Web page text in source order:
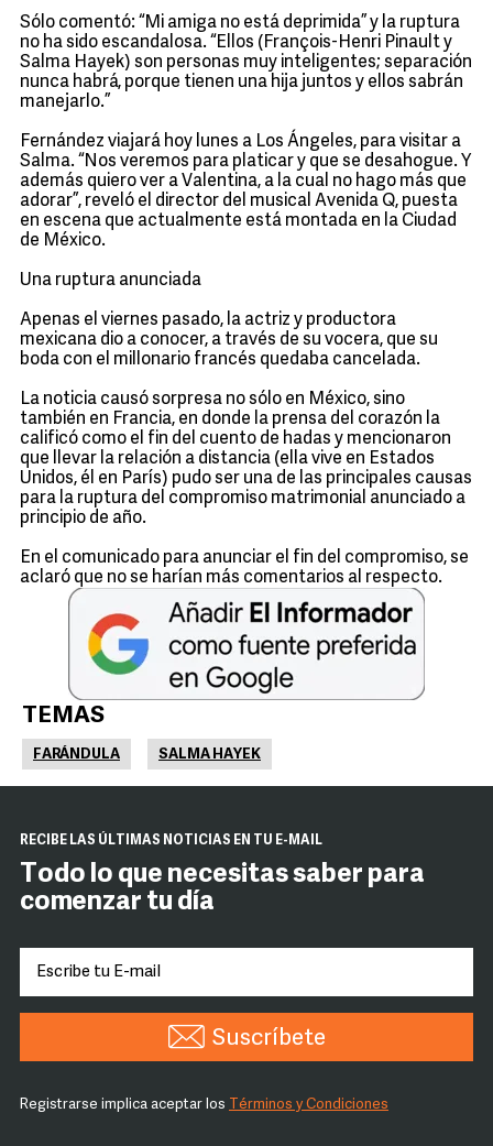
Sólo comentó: “Mi amiga no está deprimida” y la ruptura
no ha sido escandalosa. “Ellos (François-Henri Pinault y
Salma Hayek) son personas muy inteligentes; separación
nunca habrá, porque tienen una hija juntos y ellos sabrán
manejarlo.”
Fernández viajará hoy lunes a Los Ángeles, para visitar a
Salma. “Nos veremos para platicar y que se desahogue. Y
además quiero ver a Valentina, a la cual no hago más que
adorar”, reveló el director del musical Avenida Q, puesta
en escena que actualmente está montada en la Ciudad
de México.
Una ruptura anunciada
Apenas el viernes pasado, la actriz y productora
mexicana dio a conocer, a través de su vocera, que su
boda con el millonario francés quedaba cancelada.
La noticia causó sorpresa no sólo en México, sino
también en Francia, en donde la prensa del corazón la
calificó como el fin del cuento de hadas y mencionaron
que llevar la relación a distancia (ella vive en Estados
Unidos, él en París) pudo ser una de las principales causas
para la ruptura del compromiso matrimonial anunciado a
principio de año.
En el comunicado para anunciar el fin del compromiso, se
aclaró que no se harían más comentarios al respecto.
TEMAS
FARÁNDULA SALMA HAYEK
RECIBE LAS ÚLTIMAS NOTICIAS EN TU E-MAIL
Todo lo que necesitas saber para
comenzar tu día
Suscríbete
Registrarse implica aceptar los Términos y Condiciones